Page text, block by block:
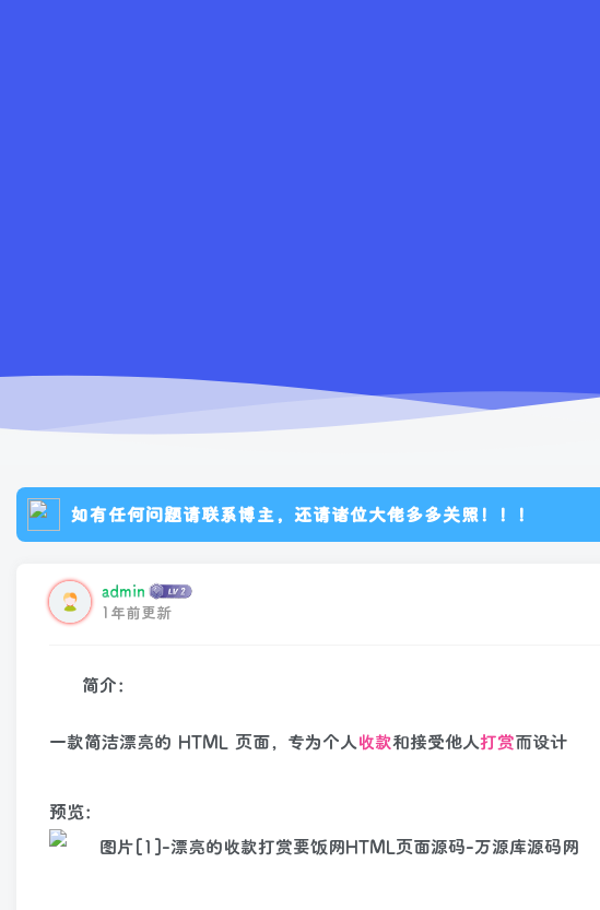
如有任何问题请联系博主，还请诸位大佬多多关照！！！
admin
1年前更新
简介：
一款简洁漂亮的 HTML 页面，专为个人收款和接受他人打赏而设计
预览：